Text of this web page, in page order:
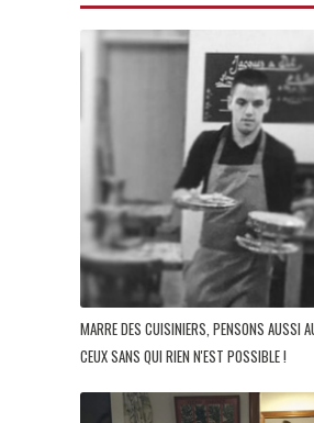
MARRE DES CUISINIERS, PENSONS AUSSI
CEUX SANS QUI RIEN N'EST POSSIBLE !